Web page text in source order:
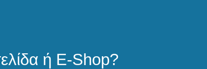
ή E-Shop?